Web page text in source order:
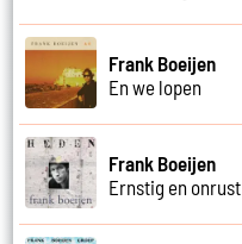
Frank Boeijen
En we lopen
Frank Boeijen
Ernstig en onrust